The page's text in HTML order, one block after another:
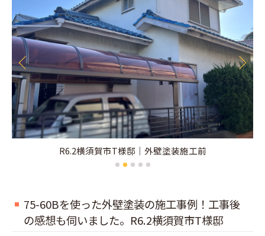
R6.2横須賀市T様邸｜外壁塗装施工前
75-60Bを使った外壁塗装の施工事例！工事後
の感想も伺いました。R6.2横須賀市T様邸